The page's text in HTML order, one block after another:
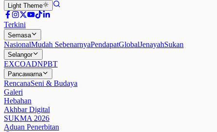
Light Theme
Terkini
Semasa
NasionalMudah SebenarnyaPendapatGlobalJenayahSukan
Selangor
EXCOADNPBT
Pancawarna
RencanaSeni & Budaya
Galeri
Hebahan
Akhbar Digital
SUKMA 2026
Aduan Penerbitan